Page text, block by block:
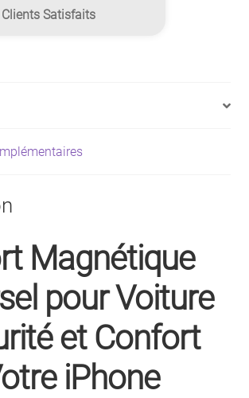
18.90CHF.
Satisfaits
Magnétique
pour Voiture
et Confort
iPhone